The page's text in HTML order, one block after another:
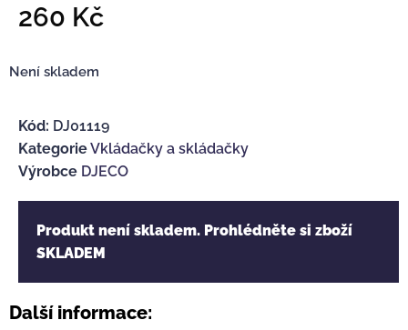
260 Kč
Není skladem
Kód: DJ01119
KategorieVkládačky a skládačky
Výrobce DJECO
Produkt není skladem. Prohlédněte si zboží
SKLADEM
Další informace: